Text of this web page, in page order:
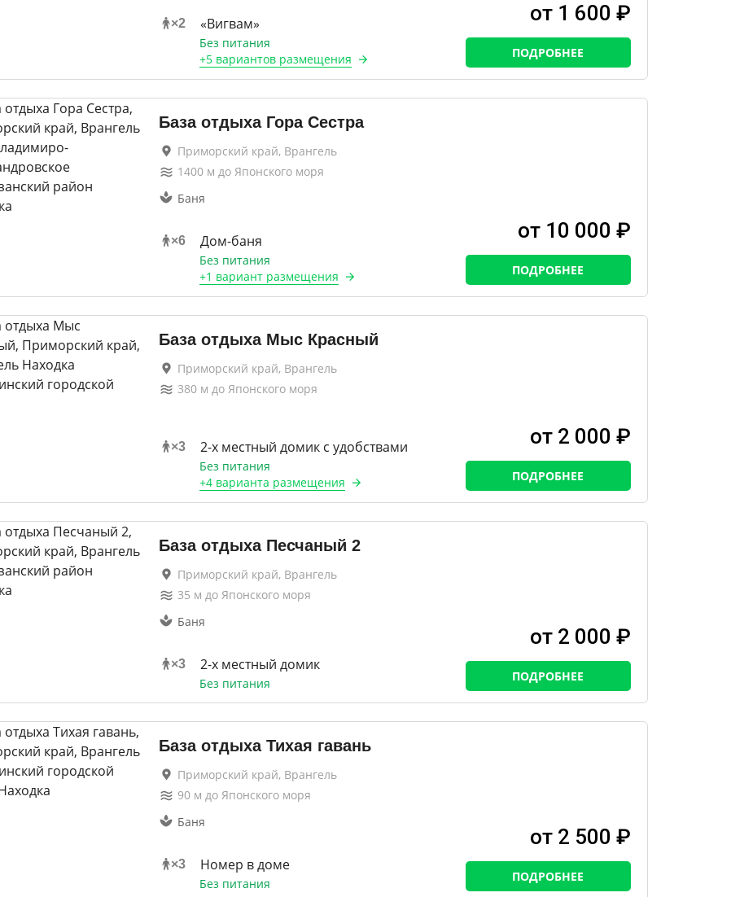
×2 «Вигвам»
Без питания
+5 вариантовразмещения
от 1 600 ₽
ПОДРОБНЕЕ
База отдыха Гора Сестра
Приморский край, Врангель
1400м до Японского моря
Баня
×6 Дом-баня
Без питания
+1 вариантразмещения
от 10 000 ₽
ПОДРОБНЕЕ
База отдыха Мыс Красный
Приморский край, Врангель
380м до Японского моря
×3 2-х местный домик с удобствами
Без питания
+4 варианта размещения
от 2 000 ₽
ПОДРОБНЕЕ
База отдыха Песчаный 2
Приморский край, Врангель
35 м до Японского моря
Баня
×3 2-х местный домик
Без питания
от 2 000 ₽
ПОДРОБНЕЕ
База отдыха Тихая гавань
Приморский край, Врангель
90м до Японского моря
Баня
×3 Номер в доме
Без питания
от 2 500 ₽
ПОДРОБНЕЕ